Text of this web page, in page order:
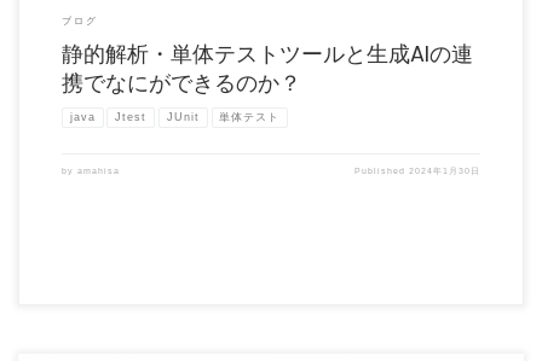
ブログ
静的解析・単体テストツールと生成AIの連
携でなにができるのか？
java Jtest JUnit 単体テスト
by amahisa Published 2024年1月30日